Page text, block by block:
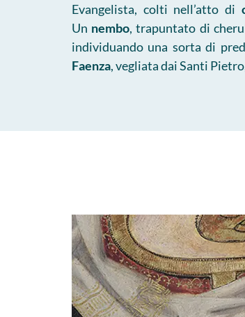
Evangelista, colti nell’atto di
Un nembo, trapuntato di
individuando una sorta di
Faenza, vegliata dai Santi